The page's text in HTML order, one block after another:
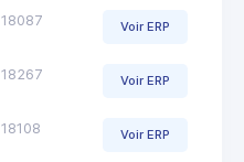
18087 Voir ERP
18267 Voir ERP
18108 Voir ERP